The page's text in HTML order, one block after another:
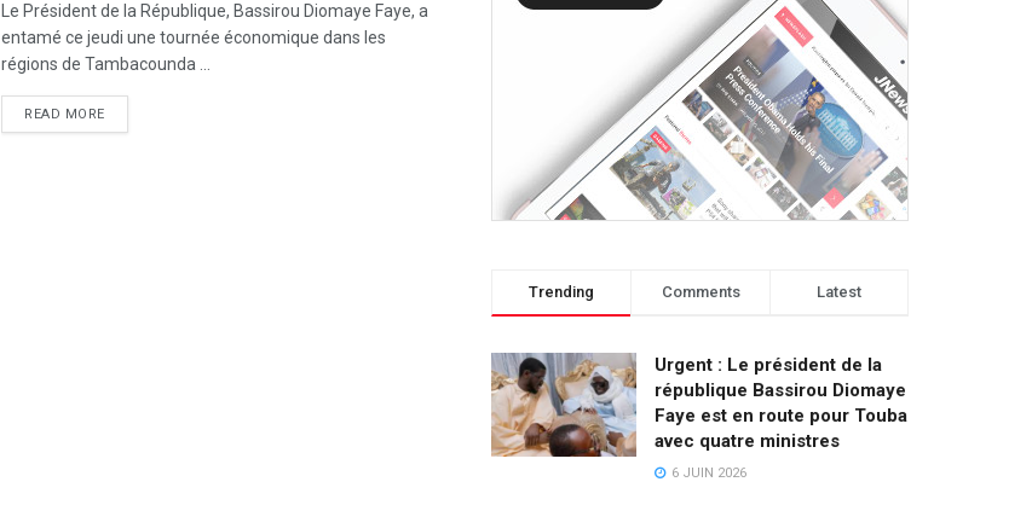
Le Président de la République, Bassirou Diomaye Faye, a
entamé ce jeudi une tournée économique dans les
régions de Tambacounda ...
READ MORE
Trending Comments Latest
Urgent : Le président de la
république Bassirou Diomaye
Faye est en route pour Touba
avec quatre ministres
6 JUIN 2026